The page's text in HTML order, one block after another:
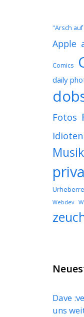
"Arsch
Apple
Comics
daily
Fotos
Idioten
Musik
Webdev
Dave
uns